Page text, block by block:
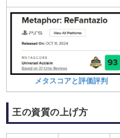
メタスコアと評価評判
王の資質の上げ方